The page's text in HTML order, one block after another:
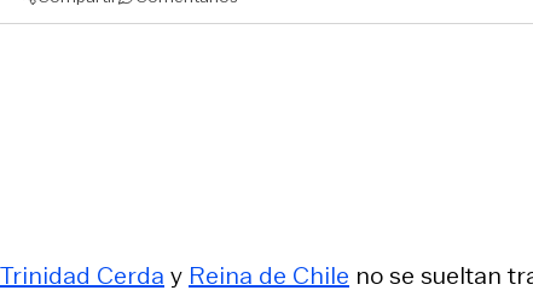
Trinidad Cerda y Reina de Chile no se sueltan